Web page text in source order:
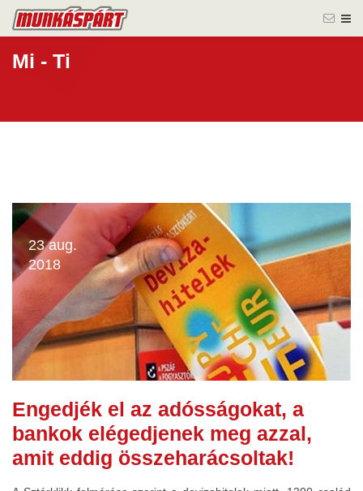
Mi - Ti
23 aug.
2018
Engedjék el az adósságokat, a
bankok elégedjenek meg azzal,
amit eddig összeharácsoltak!